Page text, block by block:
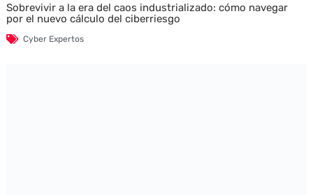
Sobrevivir a la era del caos industrializado: cómo navegar
por el nuevo cálculo del ciberriesgo
Cyber Expertos